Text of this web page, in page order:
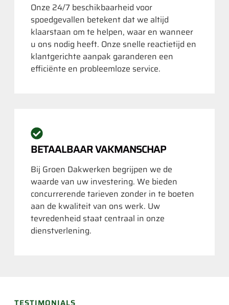
Onze 24/7 beschikbaarheid voor
spoedgevallen betekent dat we altijd
klaarstaan om te helpen, waar en wanneer
u ons nodig heeft. Onze snelle reactietijd en
klantgerichte aanpak garanderen een
efficiënte en probleemloze service.
BETAALBAAR VAKMANSCHAP
Bij Groen Dakwerken begrijpen we de
waarde van uw investering. We bieden
concurrerende tarieven zonder in te boeten
aan de kwaliteit van ons werk. Uw
tevredenheid staat centraal in onze
dienstverlening.